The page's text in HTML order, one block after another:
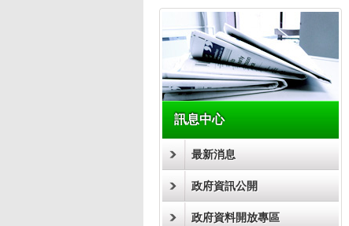
訊息中心
最新消息
政府資訊公開
政府資料開放專區